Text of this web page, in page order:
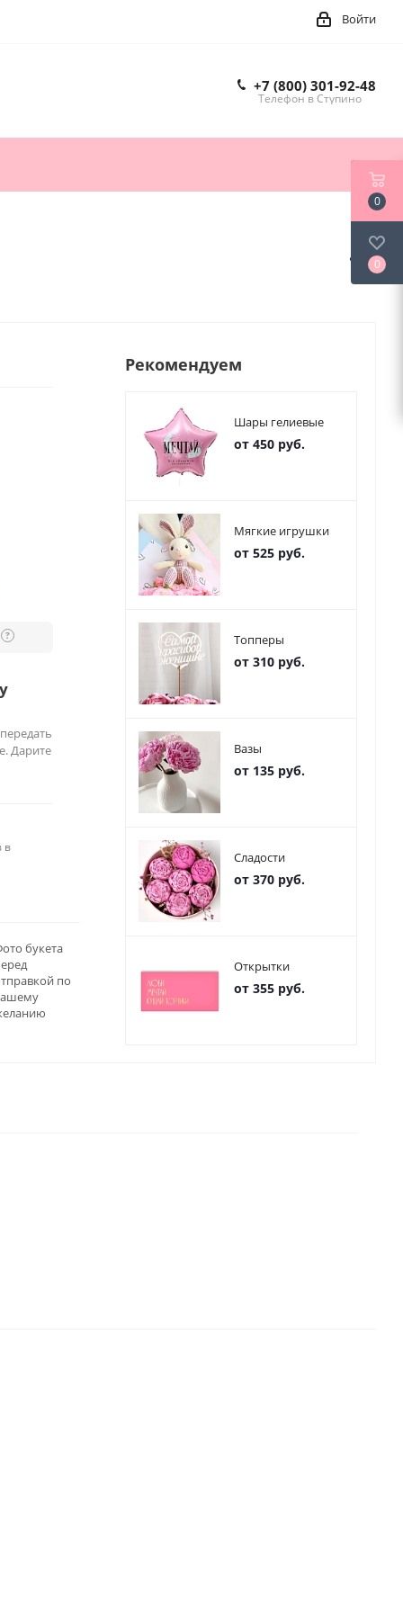
Войти
+7 (800) 301-92-48
Телефон в Ступино
?
Дарите
в
букета
по
Рекомендуем
Шары гелиевые
от 450 руб.
Мягкие игрушки
от 525 руб.
Топперы
от 310 руб.
Вазы
от 135 руб.
Сладости
от 370 руб.
Открытки
от 355 руб.
0
0